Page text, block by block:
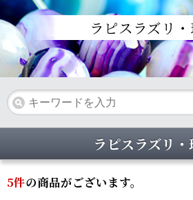
ラピスラズリ
ラピスラズリ
5件の商品がございます。